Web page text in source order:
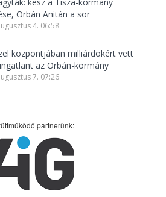
kész a Tisza-kormány
Orbán Anitán a sor
4. 06:58
központjában milliárdokért vett
az Orbán-kormány
7. 07:26
partnerünk: